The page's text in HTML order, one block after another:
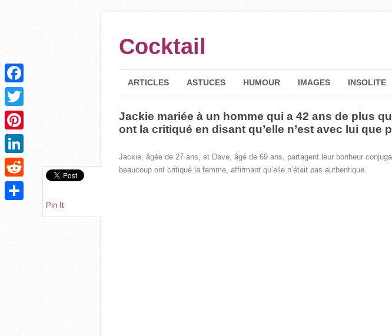
Cocktail
ARTICLES ASTUCES HUMOUR IMAGES INSOLITE
Jackie mariée à un homme qui a 42 ans de plus
ont la critiqué en disant qu’elle n’est avec lui que
Jackie, âgée de 27 ans, et Dave, âgé de 69 ans, partagent leur bonheur
beaucoup ont critiqué la femme, affirmant qu’elle n’était pas authentique.
Pin It
Facebook
Twitter
Pinterest
LinkedIn
Reddit